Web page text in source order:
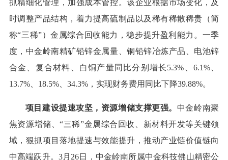
抓精细化管理，加强成本管控。该企业根据市场变化，及
时调整产品结构，着力提高硫制品以及稀有稀散稀贵（简
称“三稀”）金属综合回收能力，稳步提升盈利能力。一季
度，中金岭南精矿铅锌金属量、铜铅锌冶炼产品、电池锌
合金、复合材料、白铜产量同比分别增长5.3%、6.1%、
13.7%、18.5%、34.3%，实现财务费用同比下降39.88%。
项目建设提速攻坚，资源增储支撑更强。 中金岭南聚
焦资源增储、“三稀”金属综合回收、新材料开发等关键领
域，狠抓项目落地提速与效能提升，推动产业链价值链向
中高端跃升。3月26日，中金岭南所属中金科技佛山精密公